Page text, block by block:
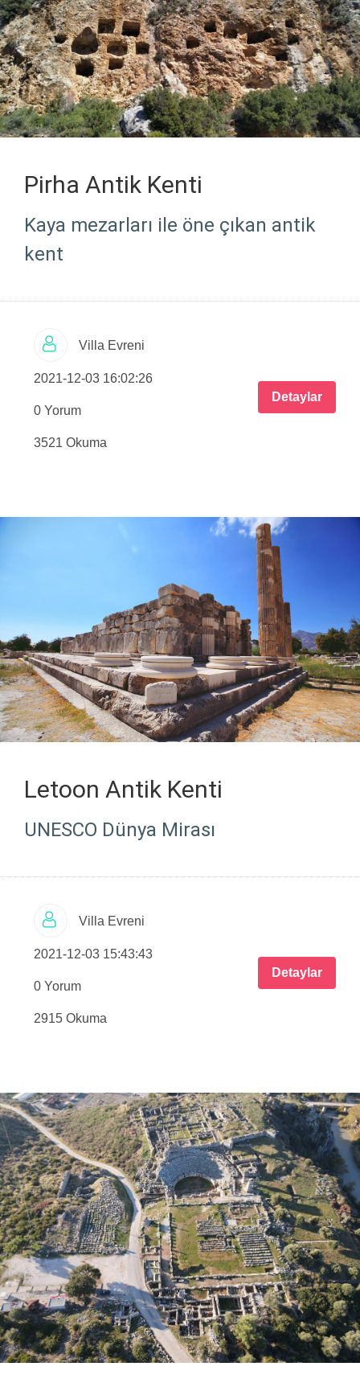
Pirha Antik Kenti
Kaya mezarları ile öne çıkan antik
kent
Villa Evreni
2021-12-03 16:02:26
0 Yorum
3521 Okuma
Detaylar
Letoon Antik Kenti
UNESCO Dünya Mirası
Villa Evreni
2021-12-03 15:43:43
0 Yorum
2915 Okuma
Detaylar